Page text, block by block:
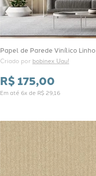
Papel de Parede Vinílico Linho
Criado por bobinex Uau!
R$175,00
Em até 6x de R$29,16